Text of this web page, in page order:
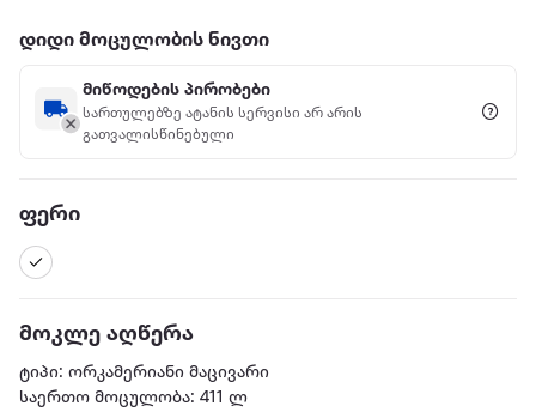
დიდი მოცულობის ნივთი
მიწოდების პირობები
სართულებზე ატანის სერვისი არ არის
გათვალისწინებული
ფერი
მოკლე აღწერა
ტიპი: ორკამერიანი მაცივარი
საერთო მოცულობა: 411 ლ